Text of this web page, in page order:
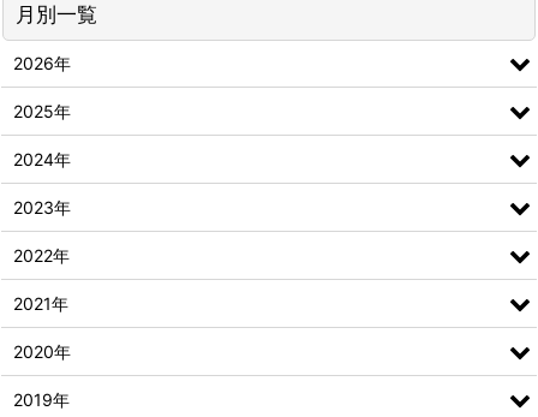
月別一覧
2026年
2025年
2024年
2023年
2022年
2021年
2020年
2019年